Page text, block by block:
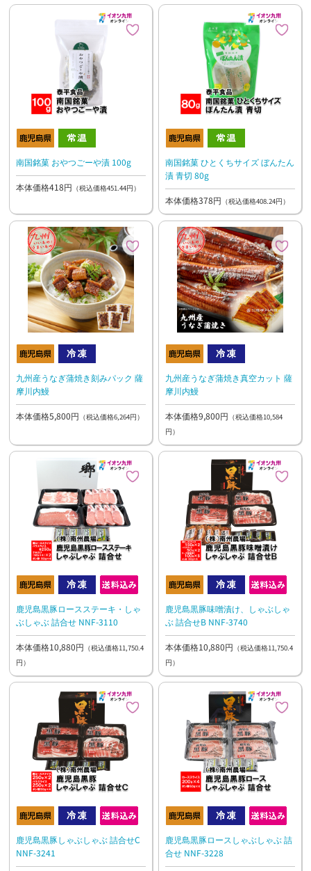
南国銘菓 おやつごーや漬 100g
本体価格418円 （税込価格451.44円）
南国銘菓 ひとくちサイズ ぼんたん
漬 青切 80g
本体価格378円 （税込価格408.24円）
九州産うなぎ蒲焼き刻みパック 薩
摩川内鰻
本体価格5,800円 （税込価格6,264円）
九州産うなぎ蒲焼き真空カット 薩
摩川内鰻
本体価格9,800円 （税込価格10,584
円）
鹿児島黒豚ロースステーキ・しゃ
ぶしゃぶ 詰合せ NNF-3110
本体価格10,880円 （税込価格11,750.4
円）
鹿児島黒豚味噌漬け、しゃぶしゃ
ぶ 詰合せB NNF-3740
本体価格10,880円 （税込価格11,750.4
円）
鹿児島黒豚しゃぶしゃぶ 詰合せC
NNF-3241
鹿児島黒豚ロースしゃぶしゃぶ 詰
合せ NNF-3228